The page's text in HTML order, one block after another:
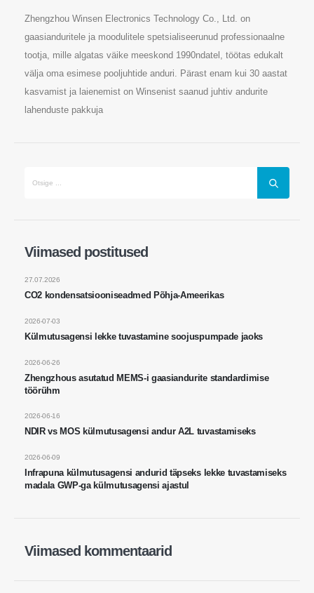
Zhengzhou Winsen Electronics Technology Co., Ltd. on
gaasianduritele ja moodulitele spetsialiseerunud professionaalne
tootja, mille algatas väike meeskond 1990ndatel, töötas edukalt
välja oma esimese pooljuhtide anduri. Pärast enam kui 30 aastat
kasvamist ja laienemist on Winsenist saanud juhtiv andurite
lahenduste pakkuja
Viimased postitused
CO2 kondensatsiooniseadmed Põhja-Ameerikas
27.07.2026
Külmutusagensi lekke tuvastamine soojuspumpade jaoks
2026-07-03
Zhengzhous asutatud MEMS-i gaasiandurite standardimise
töörühm
2026-06-26
NDIR vs MOS külmutusagensi andur A2L tuvastamiseks
2026-06-16
Infrapuna külmutusagensi andurid täpseks lekke tuvastamiseks
madala GWP-ga külmutusagensi ajastul
2026-06-09
Viimased kommentaarid
Kuumad tooted
R290 andur
R454B andur
R32 andur
Külmutusagensi lekke tuvastamine
Andmekeskuse jahutussüsteemi
Külmamaine külmade hoidmine
Tööstuslik jahutusgaasi jälgimine
Jälgi meid
Privaatsuspoliitika